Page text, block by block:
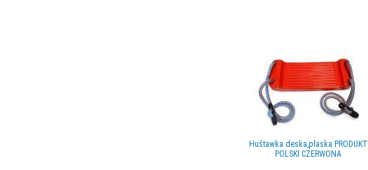
Huśtawka deska,płaska PRODUKT
POLSKI CZERWONA